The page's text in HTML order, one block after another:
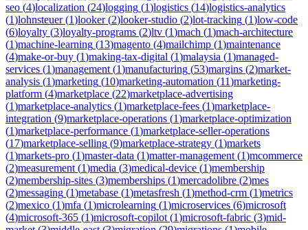
seo (4)localization (24)logging (1)logistics (14)logistics-analytics
(1)lohnsteuer(1)looker(2)looker-studio (2)lot-tracking (1)low-code
(6)loyalty (3)loyalty-programs (2)ltv (1)mach (1)mach-architecture
(1)machine-learning (13)magento (4)mailchimp (1)maintenance
(4)make-or-buy (1)making-tax-digital (1)malaysia (1)managed-
services (1)management (1)manufacturing (53)margins (2)market-
analysis (1)marketing (10)marketing-automation (11)marketing-
platform (4)marketplace (22)marketplace-advertising
(1)marketplace-analytics (1)marketplace-fees (1)marketplace-
integration (9)marketplace-operations (1)marketplace-optimization
(1)marketplace-performance (1)marketplace-seller-operations
(17)marketplace-selling (9)marketplace-strategy (1)markets
(1)markets-pro (1)master-data (1)matter-management (1)mcommerce
(2)measurement (1)media (3)medical-device (1)membership
(2)membership-sites (3)memberships (1)mercadolibre (2)mes
(2)messaging (1)metabase (1)metasfresh (1)method-crm (1)metrics
(2)mexico (1)mfa (1)microlearning (1)microservices (6)microsoft
(4)microsoft-365 (1)microsoft-copilot (1)microsoft-fabric (3)mid-